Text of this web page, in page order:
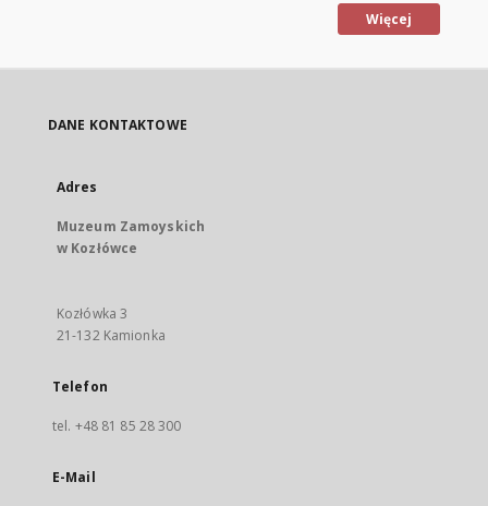
Więcej
DANE KONTAKTOWE
Adres
Muzeum Zamoyskich
w Kozłówce
Kozłówka 3
21-132 Kamionka
Telefon
tel. +48 81 85 28 300
E-Mail